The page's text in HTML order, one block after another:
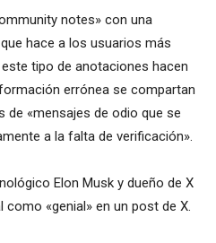
notes» con una
hace a los usuarios más
tipo de anotaciones hacen
errónea se compartan
de «mensajes de odio que se
a la falta de verificación».
Elon Musk y dueño de X
«genial» en un post de X.